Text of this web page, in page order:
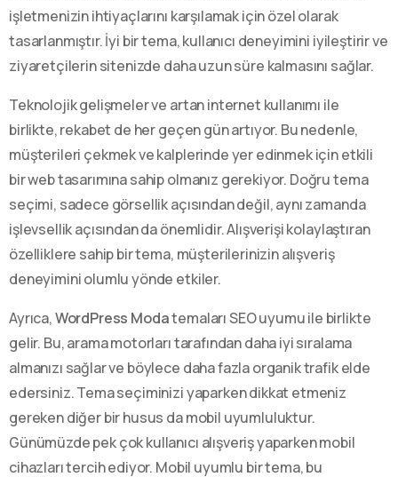
işletmenizin ihtiyaçlarını karşılamak için özel olarak
tasarlanmıştır. İyi bir tema, kullanıcı deneyimini iyileştirir ve
ziyaretçilerin sitenizde daha uzun süre kalmasını sağlar.
Teknolojik gelişmeler ve artan internet kullanımı ile
birlikte, rekabet de her geçen gün artıyor. Bu nedenle,
müşterileri çekmek ve kalplerinde yer edinmek için etkili
bir web tasarımına sahip olmanız gerekiyor. Doğru tema
seçimi, sadece görsellik açısından değil, aynı zamanda
işlevsellik açısından da önemlidir. Alışverişi kolaylaştıran
özelliklere sahip bir tema, müşterilerinizin alışveriş
deneyimini olumlu yönde etkiler.
Ayrıca,WordPress Modatemaları SEO uyumu ile birlikte
gelir. Bu, arama motorları tarafından daha iyi sıralama
almanızı sağlar ve böylece daha fazla organik trafik elde
edersiniz. Tema seçiminizi yaparken dikkat etmeniz
gereken diğer bir husus da mobil uyumluluktur.
Günümüzde pek çok kullanıcı alışveriş yaparken mobil
cihazları tercih ediyor. Mobil uyumlu bir tema, bu